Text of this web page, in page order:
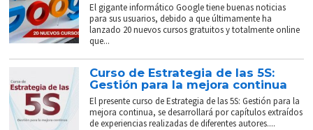
El gigante informático Google tiene buenas noticias
para sus usuarios, debido a que últimamente ha
lanzado 20 nuevos cursos gratuitos y totalmente online
que...
Curso de Estrategia de las 5S:
Gestión para la mejora continua
El presente curso de Estrategia de las 5S: Gestión para la
mejora continua, se desarrollará por capítulos extraídos
de experiencias realizadas de diferentes autores....